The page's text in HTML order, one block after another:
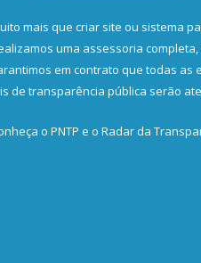
mais que criar site ou sistema
uma assessoria
em contrato que todas as
de transparência pública serão
o PNTP e o Radar da